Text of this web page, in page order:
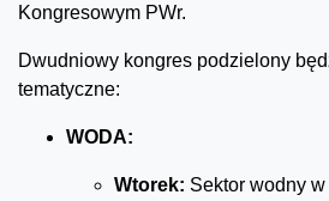
Kongresowym PWr.
Dwudniowy kongres podzielony
tematyczne:
WODA:
Wtorek: Sektor wodny